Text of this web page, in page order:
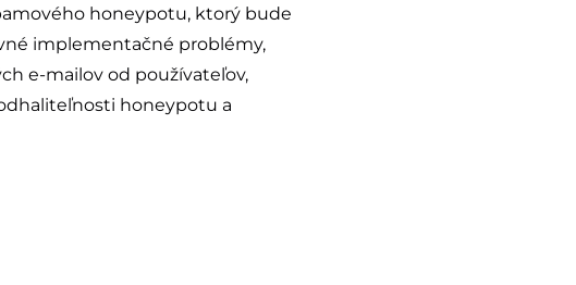
honeypotu, ktorý bude
implementačné problémy,
e-mailov od používateľov,
honeypotu a